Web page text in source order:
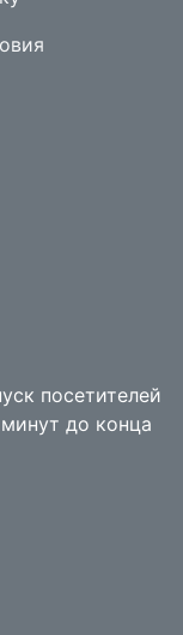
посетителей
до конца